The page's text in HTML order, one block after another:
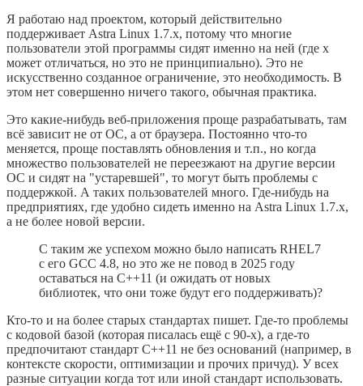
Я работаю над проектом, который действительно
поддерживает Astra Linux 1.7.x, потому что многие
пользователи этой программы сидят именно на ней (где x
может отличаться, но это не принципиально). Это не
искусственно созданное ограничение, это необходимость. В
этом нет совершенно ничего такого, обычная практика.
Это какие-нибудь веб-приложения проще разрабатывать, там
всё зависит не от ОС, а от браузера. Постоянно что-то
меняется, проще поставлять обновления и т.п., но когда
множество пользователей не переезжают на другие версии
ОС и сидят на "устаревшей", то могут быть проблемы с
поддержкой. А таких пользователей много. Где-нибудь на
предприятиях, где удобно сидеть именно на Astra Linux 1.7.x,
а не более новой версии.
С таким же успехом можно было написать RHEL7
с его GCC 4.8, но это же не повод в 2025 году
оставаться на C++11 (и ожидать от новых
библиотек, что они тоже будут его поддерживать)?
Кто-то и на более старых стандартах пишет. Где-то проблемы
с кодовой базой (которая писалась ещё с 90-х), а где-то
предпочитают стандарт C++11 не без оснований (например, в
контексте скорости, оптимизации и прочих причуд). У всех
разные ситуации когда тот или иной стандарт использовать.